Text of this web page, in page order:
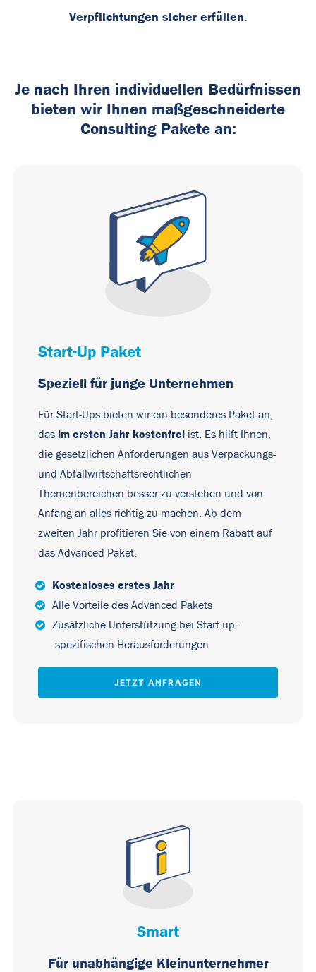
Verpflichtungen sicher erfüllen.
Je nach Ihren individuellen Bedürfnissen
bieten wir Ihnen maßgeschneiderte
Consulting Pakete an:
Start-Up Paket
Speziell für junge Unternehmen
Für Start-Ups bieten wir ein besonderes Paket an,
das im ersten Jahr kostenfrei ist. Es hilft Ihnen,
die gesetzlichen Anforderungen aus Verpackungs-
und Abfallwirtschaftsrechtlichen
Themenbereichen besser zu verstehen und von
Anfang an alles richtig zu machen. Ab dem
zweiten Jahr profitieren Sie von einem Rabatt auf
das Advanced Paket.
Kostenloses erstes Jahr
Alle Vorteile des Advanced Pakets
Zusätzliche Unterstützung bei Start-up-
spezifischen Herausforderungen
JETZT ANFRAGEN
Smart
Für unabhängige Kleinunternehmer